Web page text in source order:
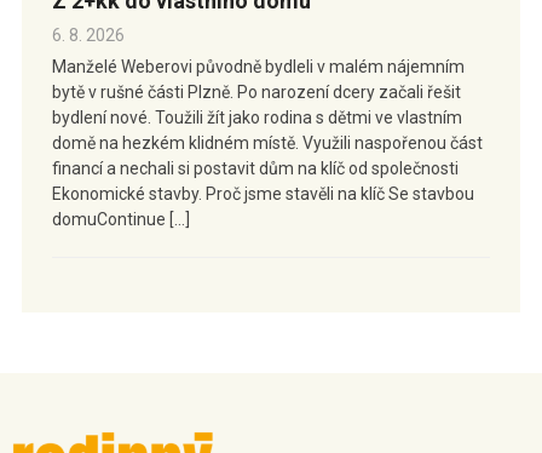
6. 8. 2026
Manželé Weberovi původně bydleli v malém nájemním
bytě v rušné části Plzně. Po narození dcery začali řešit
bydlení nové. Toužili žít jako rodina s dětmi ve vlastním
domě na hezkém klidném místě. Využili naspořenou část
financí a nechali si postavit dům na klíč od společnosti
Ekonomické stavby. Proč jsme stavěli na klíč Se stavbou
domuContinue […]